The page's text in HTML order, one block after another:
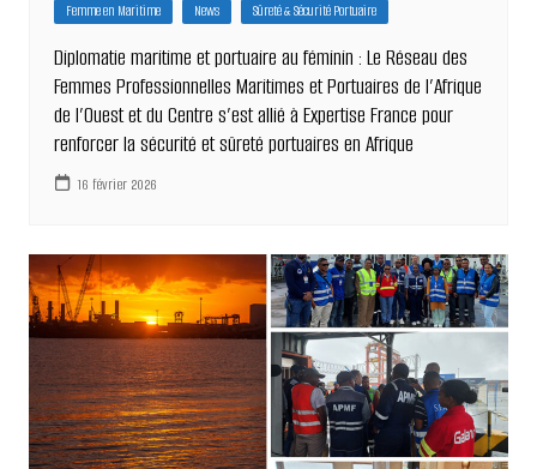
Femme en Maritime News Sûreté & Sécurité Portuaire
Diplomatie maritime et portuaire au féminin : Le Réseau des
Femmes Professionnelles Maritimes et Portuaires de l’Afrique
de l’Ouest et du Centre s’est allié à Expertise France pour
renforcer la sécurité et sûreté portuaires en Afrique
16 février 2026